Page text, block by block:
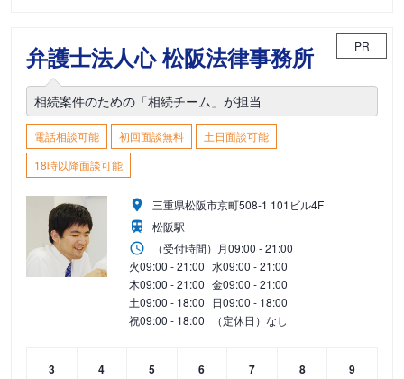
弁護士法人心 松阪法律事務所 PR
相続案件のための「相続チーム」が担当
電話相談可能 初回面談無料
土日面談可能
18時以降面談可能
三重県松阪市京町508-1 101ビル4F
松阪駅
（受付時間） 月09:00 - 21:00
火09:00 - 21:00 水09:00 - 21:00
木09:00 - 21:00 金09:00 - 21:00
土09:00 - 18:00 日09:00 - 18:00
祝09:00 - 18:00 （定休日）なし
3
4
5
6
7
8
9